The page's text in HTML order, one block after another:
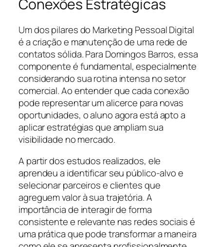
Conexões Estratégicas
Um dos pilares do Marketing Pessoal Digital
é a criação e manutenção de uma rede de
contatos sólida. Para Domingos Barros, essa
componente é fundamental, especialmente
considerando sua rotina intensa no setor
comercial. Ao entender que cada conexão
pode representar um alicerce para novas
oportunidades, o aluno agora está apto a
aplicar estratégias que ampliam sua
visibilidade no mercado.
A partir dos estudos realizados, ele
aprendeu a identificar seu público-alvo e
selecionar parceiros e clientes que
agreguem valor à sua trajetória. A
importância de interagir de forma
consistente e relevante nas redes sociais é
uma prática que pode transformar a maneira